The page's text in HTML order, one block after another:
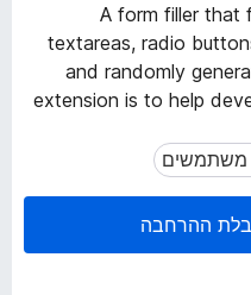
A form filler that
textareas, radio
and randomly
extension is to help